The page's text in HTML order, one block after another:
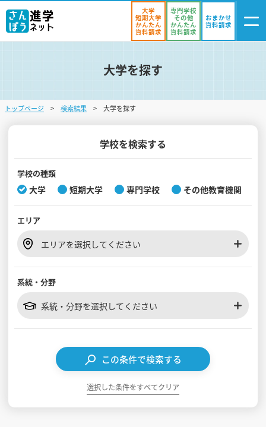
ログイン
・登録
学校を探す
オープンキャンパスを探す
入試・受験入門
見学会WEB手引書
大学
短期大学
かんたん
資料請求
専門学校
その他
かんたん
資料請求
おまかせ
資料請求
大学を探す
トップページ 検索結果 大学を探す
学校を検索する
学校の種類
大学 短期大学 専門学校 その他教育機関
エリア
エリアを選択してください
系統・分野
系統・分野を選択してください
この条件で検索する
選択した条件をすべてクリア